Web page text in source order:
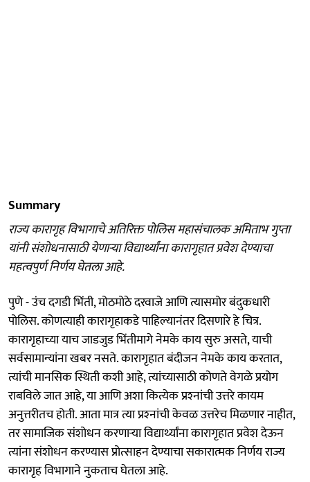
Summary
राज्य कारागृह विभागाचे अतिरिक्त पोलिस महासंचालक अमिताभ गुप्ता
यांनी संशोधनासाठी येणाऱ्या विद्यार्थ्यांना कारागृहात प्रवेश देण्याचा
महत्वपुर्ण निर्णय घेतला आहे.
पुणे - उंच दगडी भिंती, मोठमोठे दरवाजे आणि त्यासमोर बंदुकधारी
पोलिस. कोणत्याही कारागृहाकडे पाहिल्यानंतर दिसणारे हे चित्र.
कारागृहाच्या याच जाडजुड भिंतीमागे नेमके काय सुरु असते, याची
सर्वसामान्यांना खबर नसते. कारागृहात बंदीजन नेमके काय करतात,
त्यांची मानसिक स्थिती कशी आहे, त्यांच्यासाठी कोणते वेगळे प्रयोग
राबविले जात आहे, या आणि अशा कित्येक प्रश्‍नांची उत्तरे कायम
अनुत्तरीतच होती. आता मात्र त्या प्रश्‍नांची केवळ उत्तरेच मिळणार नाहीत,
तर सामाजिक संशोधन करणाऱ्या विद्यार्थ्यांना कारागृहात प्रवेश देऊन
त्यांना संशोधन करण्यास प्रोत्साहन देण्याचा सकारात्मक निर्णय राज्य
कारागृह विभागाने नुकताच घेतला आहे.